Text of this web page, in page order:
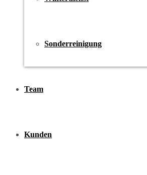
Sonderreinigung
Team
Kunden